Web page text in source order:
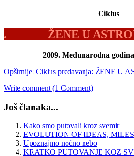
Ciklus
. ŽENE U
2009. Međunarodna
Opširnije: Ciklus predavanja: ŽENE U
Write comment (1 Comment)
Još članaka...
Kako smo putovali kroz svemir
EVOLUTION OF IDEAS,
Upoznajmo noćno nebo
KRATKO PUTOVANJE KOZ